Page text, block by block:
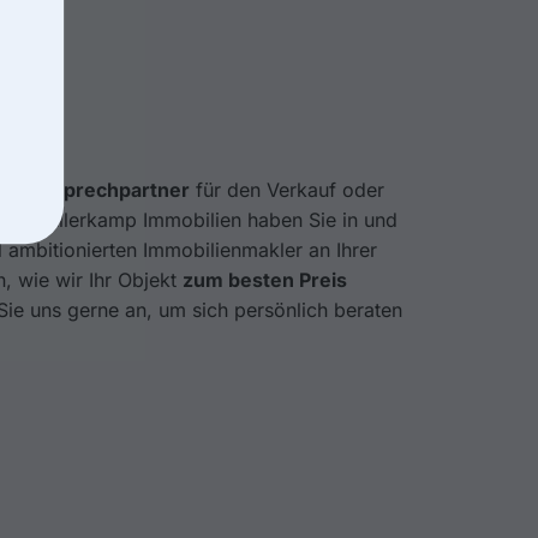
Ansprechpartner für den Verkauf oder
von Allerkamp Immobilien haben Sie in und
Immobilienmakler an Ihrer
wie wir Ihr Objekt zum besten Preis
uns gerne an, um sich persönlich beraten